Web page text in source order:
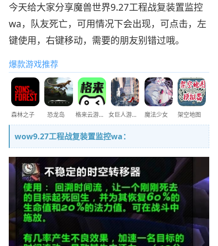
今天给大家分享魔兽世界9.27工程战复装置监控
wa，队友死亡，可用情况下会出现，可点击，左
键使用，右键移动，需要的朋友别错过哦。
爆款游戏推荐
森林之子 恐龙岛 格来云游戏 女巨人游乐场 魔法少女 架空地图
wow9.27工程战复装置监控wa：